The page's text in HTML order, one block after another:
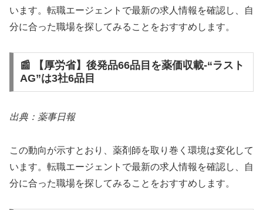
います。転職エージェントで最新の求人情報を確認し、自
分に合った職場を探してみることをおすすめします。
📰 【厚労省】後発品66品目を薬価収載‐“ラスト
AG”は3社6品目
出典：薬事日報
この動向が示すとおり、薬剤師を取り巻く環境は変化して
います。転職エージェントで最新の求人情報を確認し、自
分に合った職場を探してみることをおすすめします。